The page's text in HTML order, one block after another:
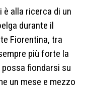
è alla ricerca di un
durante il
Fiorentina, tra
più forte la
fiondarsi su
un mese e mezzo